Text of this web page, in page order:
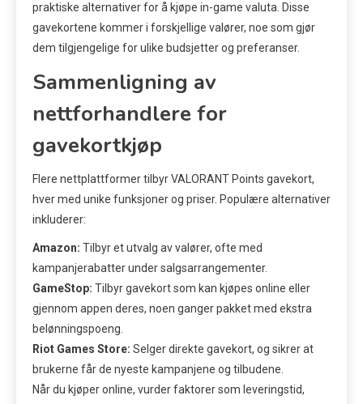
praktiske alternativer for å kjøpe in-game valuta. Disse
gavekortene kommer i forskjellige valører, noe som gjør
dem tilgjengelige for ulike budsjetter og preferanser.
Sammenligning av
nettforhandlere for
gavekortkjøp
Flere nettplattformer tilbyr VALORANT Points gavekort,
hver med unike funksjoner og priser. Populære alternativer
inkluderer:
Amazon: Tilbyr et utvalg av valører, ofte med
kampanjerabatter under salgsarrangementer.
GameStop: Tilbyr gavekort som kan kjøpes online eller
gjennom appen deres, noen ganger pakket med ekstra
belønningspoeng.
Riot Games Store: Selger direkte gavekort, og sikrer at
brukerne får de nyeste kampanjene og tilbudene.
Når du kjøper online, vurder faktorer som leveringstid,